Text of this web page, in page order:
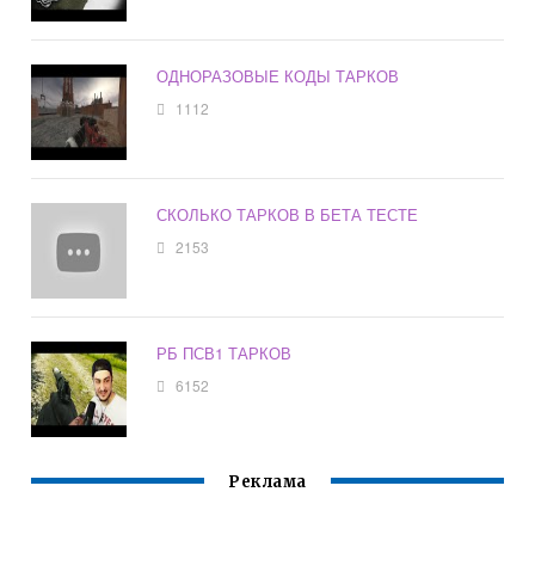
ОДНОРАЗОВЫЕ КОДЫ ТАРКОВ
1112
СКОЛЬКО ТАРКОВ В БЕТА ТЕСТЕ
2153
РБ ПСВ1 ТАРКОВ
6152
Реклама